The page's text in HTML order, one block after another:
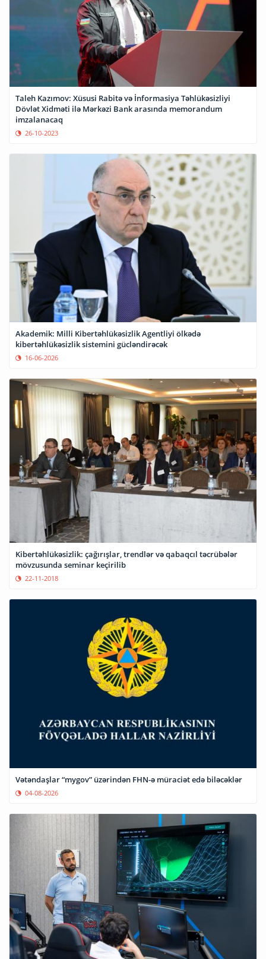
Taleh Kazımov: Xüsusi Rabitə və İnformasiya Təhlükəsizliyi
Dövlət Xidməti ilə Mərkəzi Bank arasında memorandum
imzalanacaq
26-10-2023
Akademik: Milli Kibertəhlükəsizlik Agentliyi ölkədə
kibertəhlükəsizlik sistemini gücləndirəcək
16-06-2026
Kibertəhlükəsizlik: çağırışlar, trendlər və qabaqcıl təcrübələr
mövzusunda seminar keçirilib
22-11-2018
Vətəndaşlar “mygov” üzərindən FHN-ə müraciət edə biləcəklər
04-08-2026